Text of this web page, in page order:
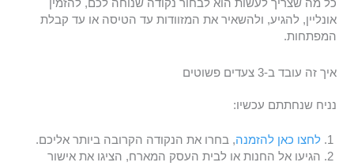
כל מה שצריך לעשות הוא לבחור נקודה שנוחה לכם, להזמין
אונליין, להגיע, ולהשאיר את המזוודות עד הטיסה או עד קבלת
המפתחות.
איך זה עובד ב-3 צעדים פשוטים
נניח שנחתתם עכשיו:
לחצו כאן להזמנה, בחרו את הנקודה הקרובה ביותר אליכם.
הגיעו אל החנות או לבית העסק המארח, הציגו את אישור